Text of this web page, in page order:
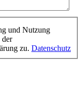
und Nutzung
der
zu. Datenschutz